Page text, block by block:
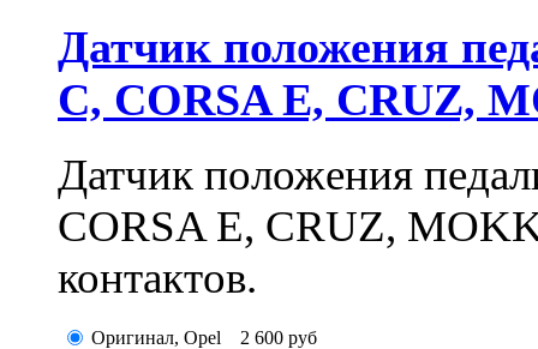
Датчик положения
C, CORSA E, CRUZ,
Датчик положения
CORSA E, CRUZ,
контактов.
Оригинал, Opel 2 600 руб